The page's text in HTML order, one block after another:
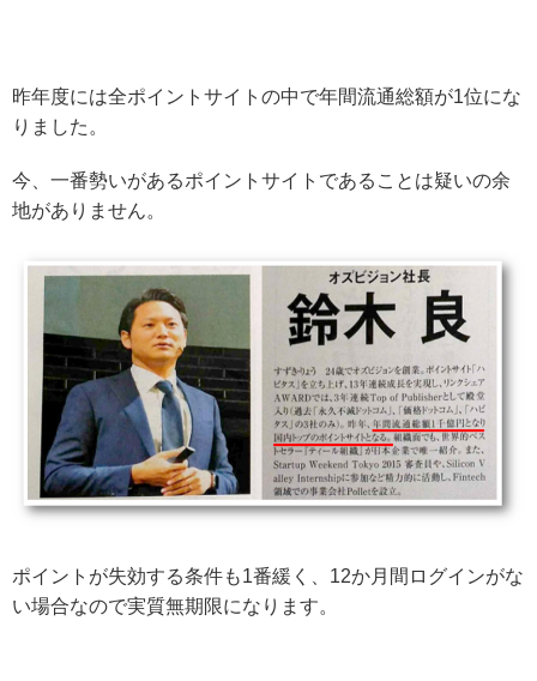
昨年度には全ポイントサイトの中で年間流通総額が1位にな
りました。
今、一番勢いがあるポイントサイトであることは疑いの余
地がありません。
ポイントが失効する条件も1番緩く、12か月間ログインがな
い場合なので実質無期限になります。